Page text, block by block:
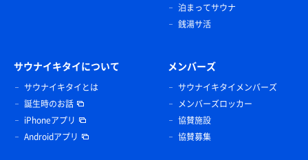
泊まってサウナ
銭湯サ活
サウナイキタイについて
サウナイキタイとは
誕生時のお話
iPhoneアプリ
Androidアプリ
メンバーズ
サウナイキタイメンバーズ
メンバーズロッカー
協賛施設
協賛募集